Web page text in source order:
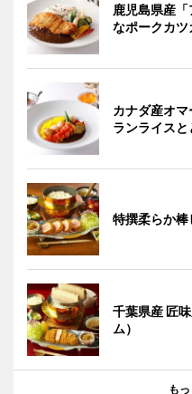
鹿児島県産
なポークカツ
カナダ産オ
ランライスと
特撰柔らか棒
千葉県産 匠
ム）
も